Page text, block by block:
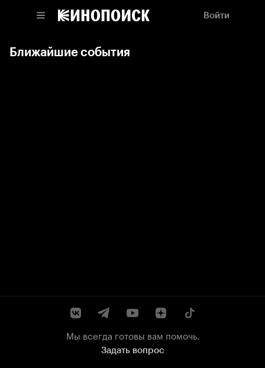
Войти
Ближайшие события
Мы всегда готовы вам помочь.
Задать вопрос